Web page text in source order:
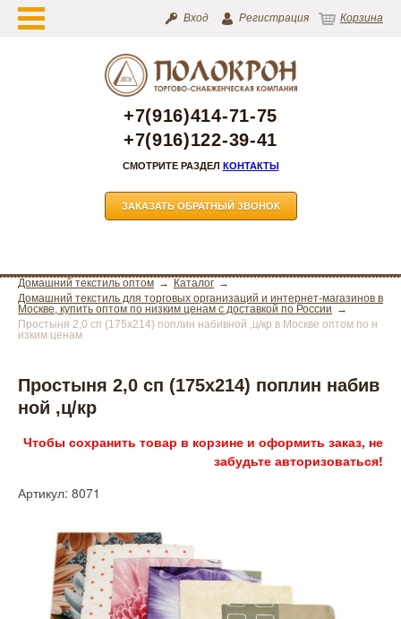
Вход Регистрация Корзина
+7(916)414-71-75
+7(916)122-39-41
СМОТРИТЕ РАЗДЕЛ КОНТАКТЫ
ЗАКАЗАТЬ ОБРАТНЫЙ ЗВОНОК
Домашний текстиль оптом
Каталог
Домашний текстиль для торговых организаций и интернет-магазинов в
Москве, купить оптом по низким ценам с доставкой по России
Простыня 2,0 сп (175х214) поплин набивной ,ц/кр в Москве оптом по н
изким ценам
Простыня 2,0 сп (175х214) поплин набив
ной ,ц/кр
Чтобы сохранить товар в корзине и оформить заказ, не
забудьте авторизоваться!
Артикул: 8071